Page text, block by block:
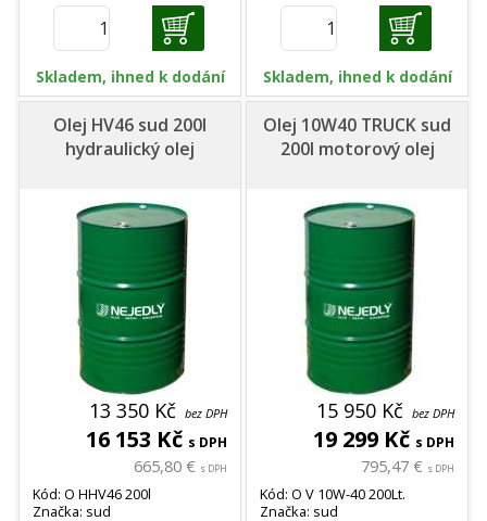
Skladem, ihned k dodání Skladem, ihned k dodání
Olej HV46 sud 200l
hydraulický olej
13 350 Kč bez DPH
16 153 Kč s DPH
665,80 € s DPH
Kód: O HHV46 200l
Značka: sud
Olej 10W40 TRUCK sud
200l motorový olej
15 950 Kč bez DPH
19 299 Kč s DPH
795,47 € s DPH
Kód: O V 10W-40 200Lt.
Značka: sud